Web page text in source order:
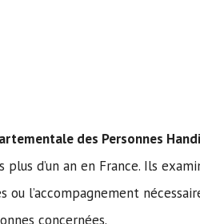
des Personnes
plus d’un an en France. Ils
ou l’accompagnement
concernées.